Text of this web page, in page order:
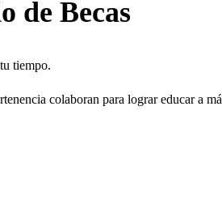
de Becas
tiempo.
colaboran para lograr educar a